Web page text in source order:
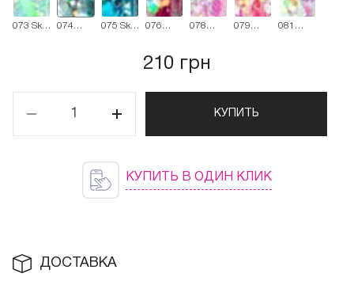
073 Sky
074
075 Sky
076
078
079
081
210 грн
КУПИТЬ
КУПИТЬ В ОДИН КЛИК
ДОСТАВКА